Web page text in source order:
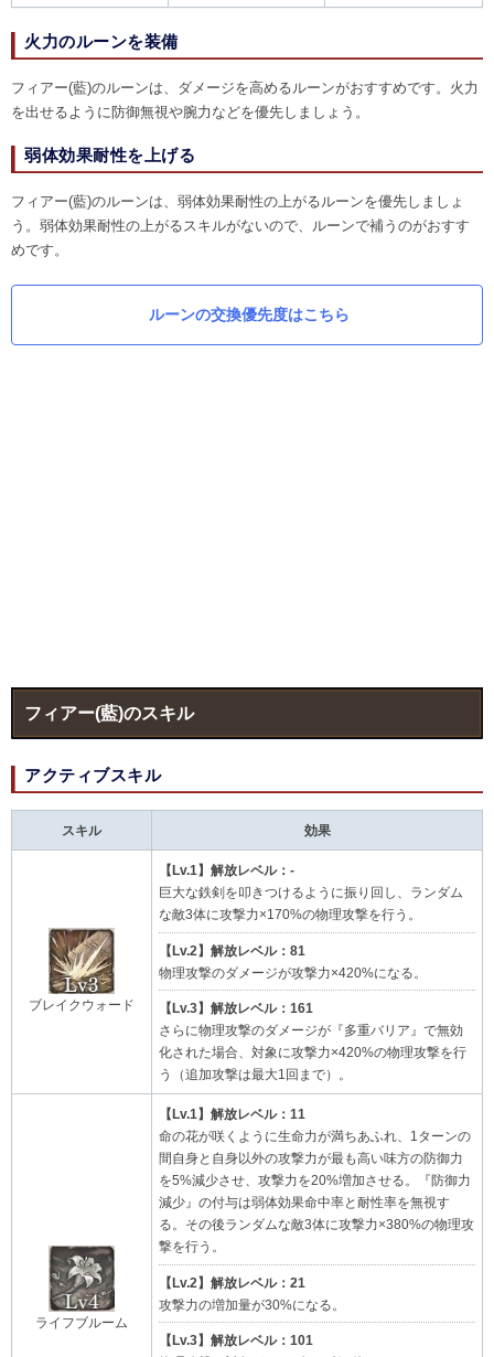
火力のルーンを装備
フィアー(藍)のルーンは、ダメージを高めるルーンがおすすめです。火力
を出せるように防御無視や腕力などを優先しましょう。
弱体効果耐性を上げる
フィアー(藍)のルーンは、弱体効果耐性の上がるルーンを優先しましょ
う。弱体効果耐性の上がるスキルがないので、ルーンで補うのがおすす
めです。
ルーンの交換優先度はこちら
フィアー(藍)のスキル
アクティブスキル
スキル 効果
ブレイクウォード
【Lv.1】解放レベル：-
巨大な鉄剣を叩きつけるように振り回し、ランダム
な敵3体に攻撃力×170%の物理攻撃を行う。
【Lv.2】解放レベル：81
物理攻撃のダメージが攻撃力×420%になる。
【Lv.3】解放レベル：161
さらに物理攻撃のダメージが『多重バリア』で無効
化された場合、対象に攻撃力×420%の物理攻撃を行
う（追加攻撃は最大1回まで）。
ライフブルーム
【Lv.1】解放レベル：11
命の花が咲くように生命力が満ちあふれ、1ターンの
間自身と自身以外の攻撃力が最も高い味方の防御力
を5%減少させ、攻撃力を20%増加させる。『防御力
減少』の付与は弱体効果命中率と耐性率を無視す
る。その後ランダムな敵3体に攻撃力×380%の物理攻
撃を行う。
【Lv.2】解放レベル：21
攻撃力の増加量が30%になる。
【Lv.3】解放レベル：101